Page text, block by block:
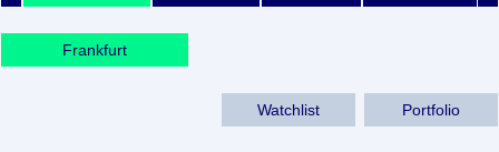
Frankfurt
Watchlist Portfolio